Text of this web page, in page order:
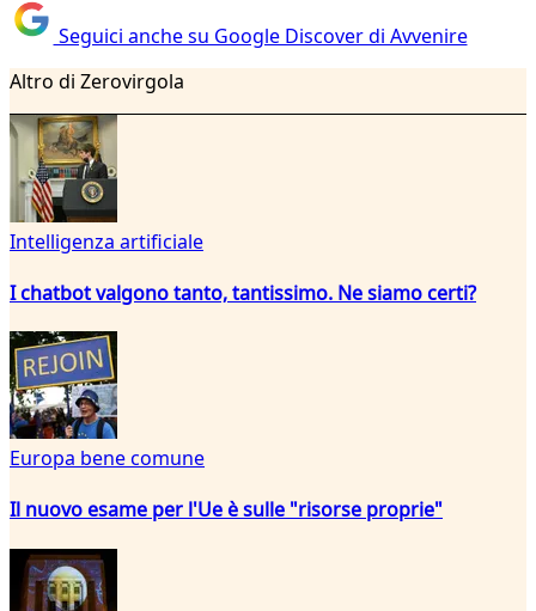
Seguici anche su Google Discover di Avvenire
Altro di Zerovirgola
Intelligenza artificiale
I chatbot valgono tanto, tantissimo. Ne siamo certi?
Europa bene comune
Il nuovo esame per l'Ue è sulle "risorse proprie"